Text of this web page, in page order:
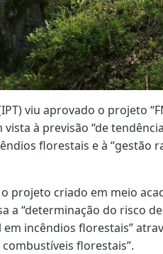
viu aprovado o projeto
à previsão “de
florestais e à “gestão
projeto criado em meio
a “determinação do risco
incêndios florestais”
florestais”.